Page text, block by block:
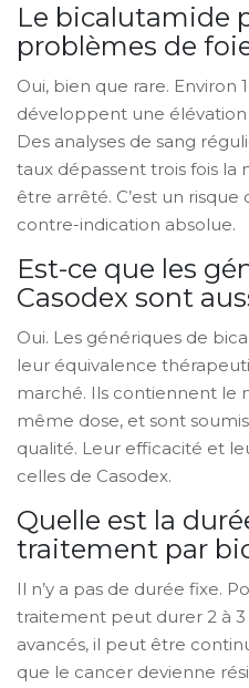
Le bicalutamide
problèmes de
Oui, bien que rare. Environ
développent une
Des analyses de sang
taux dépassent trois fois
être arrêté. C’est un
contre-indication absolue.
Est-ce que les
Casodex sont
Oui. Les génériques de
leur équivalence
marché. Ils contiennent le
même dose, et sont
qualité. Leur efficacité et
celles de Casodex.
Quelle est la
traitement par
Il n’y a pas de durée fixe.
traitement peut durer 2 à 3
avancés, il peut être
que le cancer devienne